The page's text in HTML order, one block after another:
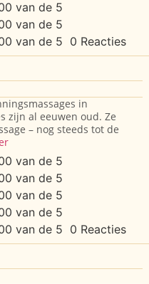
0 Reacties
in
zijn al eeuwen oud. Ze
– nog steeds tot de
0 Reacties